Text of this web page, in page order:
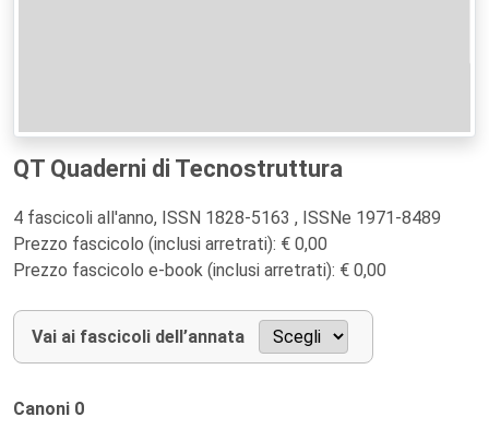
QT Quaderni di Tecnostruttura
4 fascicoli all'anno, ISSN 1828-5163 , ISSNe 1971-8489
Prezzo fascicolo (inclusi arretrati): € 0,00
Prezzo fascicolo e-book (inclusi arretrati): € 0,00
Vai ai fascicoli dell’annata
Canoni 0